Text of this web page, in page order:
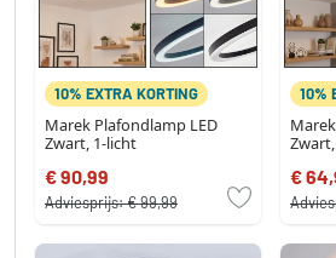
10% EXTRA KORTING
Marek Plafondlamp LED
Zwart, 1-licht
€ 90,99
Adviesprijs:€ 99,99
10%
€